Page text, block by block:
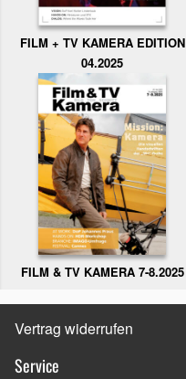
FILM + TV KAMERA EDITION
04.2025
FILM & TV KAMERA 7-8.2025
Vertrag widerrufen
Service